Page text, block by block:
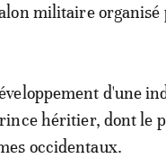
militaire organisé
d'une
héritier, dont le
occidentaux.